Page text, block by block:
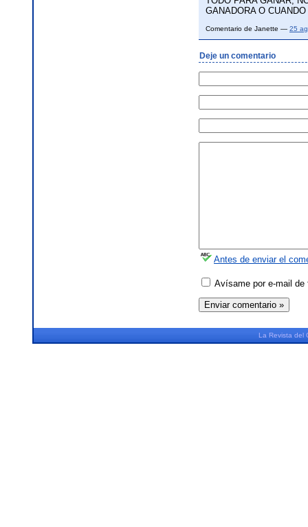
GANADORA O
Comentario de Janette — 25
Deje un comentario
Antes de enviar el
Avísame por e-mail de
La Revista del